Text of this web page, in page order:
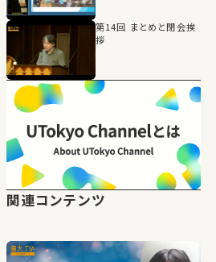
第14回 まとめと閉会挨
拶
関連コンテンツ